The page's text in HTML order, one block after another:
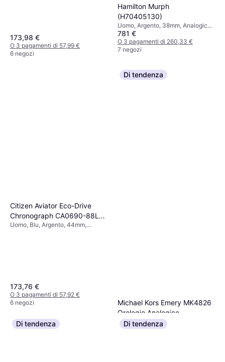
173,98 €
O 3 pagamenti di 57,99 €
6 negozi
Hamilton Murph
(H70405130)
Uomo, Argento, 38mm, Analogico,
Automatico
781 €
O 3 pagamenti di 260,33 €
7 negozi
Citizen Aviator Eco-Drive
Chronograph CA0690-88L
da uomo Blu
Uomo, Blu, Argento, 44mm,
173,76 €
O 3 pagamenti di 57,92 €
6 negozi
Di tendenza
Michael Kors Emery MK4826
Orologio Analogico
Donna, Oro, 27mm, Analogico,
Quarzo
169 €
Di tendenza Di tendenza